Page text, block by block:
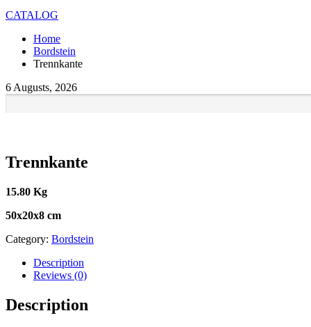
CATALOG
Home
Bordstein
Trennkante
6 Augusts, 2026
Trennkante
15.80 Kg
50x20x8 cm
Category: Bordstein
Description
Reviews (0)
Description